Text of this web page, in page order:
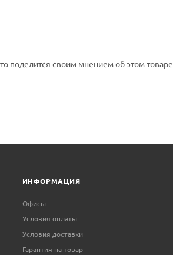
поделится своим мнением об этом товаре
ИНФОРМАЦИЯ
Офисы
Условия оплаты
Условия доставки
Гарантия на товар